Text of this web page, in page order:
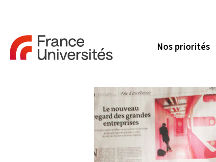
Nos priorités